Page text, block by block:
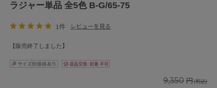
ラジャー単品 全5色 B-G/65-75
1件 レビューを見る
【販売終了しました】
9,350 円(税込)